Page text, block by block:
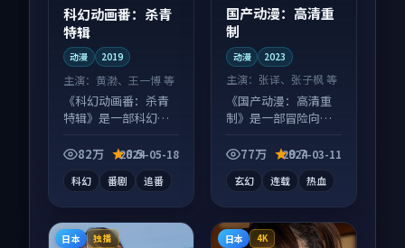
科幻动画番：杀青
特辑
动漫 2019
主演： 黄渤、王一博 等
《科幻动画番：杀青
特辑》是一部科幻向
齐全，观感爽快不拖
82万 8.5
2024-05-18
科幻 番剧 追番
国产动漫：高清重
制
动漫 2023
主演： 张译、张子枫 等
《国产动漫：高清重
制》是一部冒险向动
全，观感爽快不拖
77万 9.7
2024-03-11
玄幻 连载 热血
日本 独播 日本 4K